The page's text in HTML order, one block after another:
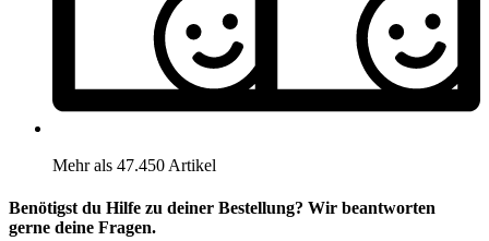
Mehr als 47.450 Artikel
Benötigst du Hilfe zu deiner Bestellung? Wir beantworten
gerne deine Fragen.